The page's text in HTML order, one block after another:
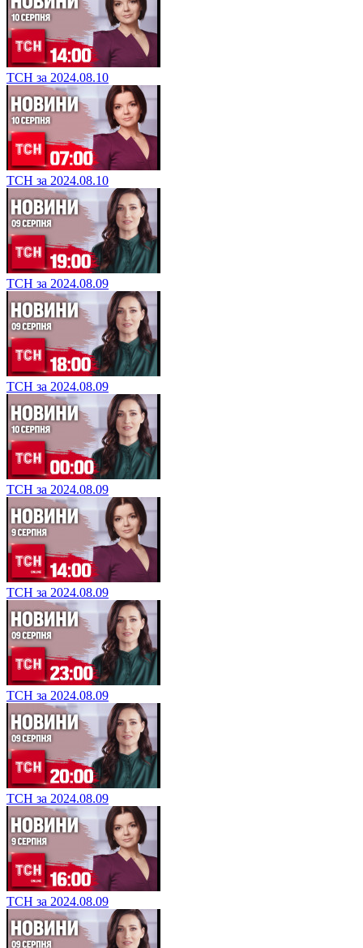
ТСН за 2024.08.10
ТСН за 2024.08.10
ТСН за 2024.08.09
ТСН за 2024.08.09
ТСН за 2024.08.09
ТСН за 2024.08.09
ТСН за 2024.08.09
ТСН за 2024.08.09
ТСН за 2024.08.09